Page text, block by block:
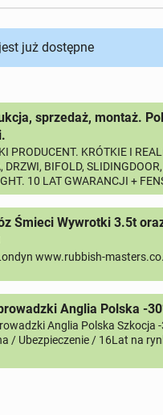
już dostępne
sprzedaż, montaż.
PRODUCENT. KRÓTKIE I
DRZWI, BIFOLD,
10 LAT GWARANCJI +
Śmieci Wywrotki 3.5t
www.rubbish-
Anglia Polska -
Anglia Polska Szkocja
/ Ubezpieczenie / 16Lat na